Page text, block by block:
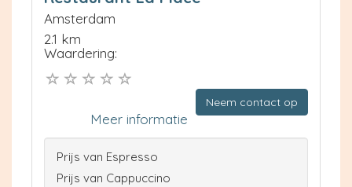
Amsterdam
2.1 km
Waardering:
Neem contact op
Meer informatie
Prijs van Espresso
Prijs van Cappuccino